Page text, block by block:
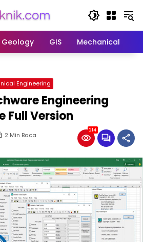
Geology GIS Mechanical
Engineering
Engineering
Full Version
2 Min Baca
214